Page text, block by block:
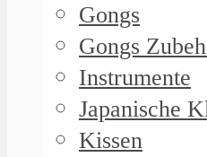
Gongs
Gongs
Instrumente
Japanische
Kissen